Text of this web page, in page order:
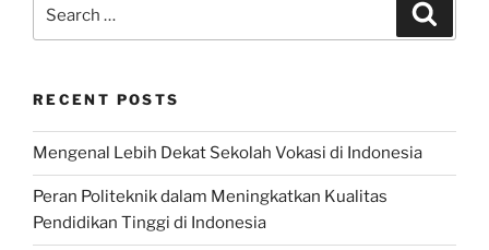
for:
RECENT POSTS
Mengenal Lebih Dekat Sekolah Vokasi di Indonesia
Peran Politeknik dalam Meningkatkan Kualitas
Pendidikan Tinggi di Indonesia